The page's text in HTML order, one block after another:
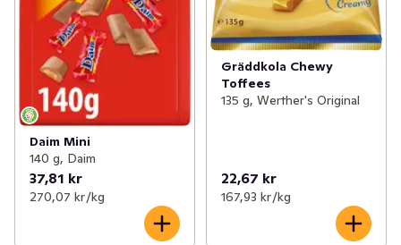
Daim Mini
140 g, Daim
37,81 kr
270,07 kr /kg
Gräddkola Chewy
Toffees
135 g, Werther's Original
22,67 kr
167,93 kr /kg